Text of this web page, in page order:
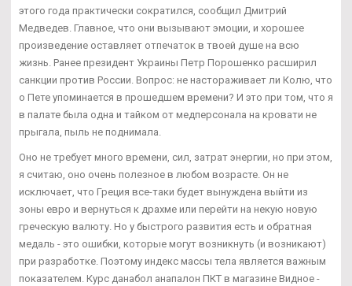
этого года практически сократился, сообщил Дмитрий
Медведев. Главное, что они вызывают эмоции, и хорошее
произведение оставляет отпечаток в твоей душе на всю
жизнь. Ранее президент Украины Петр Порошенко расширил
санкции против России. Вопрос: не настораживает ли Колю, что
о Пете упоминается в прошедшем времени? И это при том, что я
в палате была одна и тайком от медперсонала на кровати не
прыгала, пыль не поднимала.
Оно не требует много времени, сил, затрат энергии, но при этом,
я считаю, оно очень полезное в любом возрасте. Он не
исключает, что Греция все-таки будет вынуждена выйти из
зоны евро и вернуться к драхме или перейти на некую новую
греческую валюту. Но у быстрого развития есть и обратная
медаль - это ошибки, которые могут возникнуть (и возникают)
при разработке. Поэтому индекс массы тела является важным
показателем. Курс данабол анапалон ПКТ в магазине Видное -